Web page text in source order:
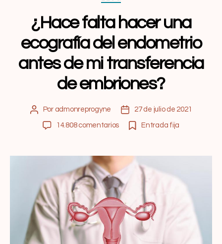
¿Hace falta hacer una
ecografía del endometrio
antes de mi transferencia
de embriones?
Por admonreprogyne 27 de julio de 2021
14.808 comentarios Entrada fija